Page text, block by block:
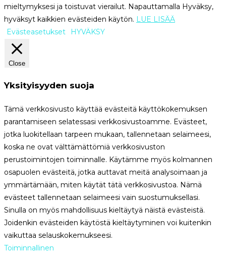
mieltymyksesi ja toistuvat vierailut. Napauttamalla Hyväksy,
hyväksyt kaikkien evästeiden käytön. LUE LISÄÄ
Evästeasetukset
HYVÄKSY
Close
Yksityisyyden suoja
Tämä verkkosivusto käyttää evästeitä käyttökokemuksen
parantamiseen selatessasi verkkosivustoamme. Evästeet,
jotka luokitellaan tarpeen mukaan, tallennetaan selaimeesi,
koska ne ovat välttämättömiä verkkosivuston
perustoimintojen toiminnalle. Käytämme myös kolmannen
osapuolen evästeitä, jotka auttavat meitä analysoimaan ja
ymmärtämään, miten käytät tätä verkkosivustoa. Nämä
evästeet tallennetaan selaimeesi vain suostumuksellasi.
Sinulla on myös mahdollisuus kieltäytyä näistä evästeistä.
Joidenkin evästeiden käytöstä kieltäytyminen voi kuitenkin
vaikuttaa selauskokemukseesi.
Toiminnallinen